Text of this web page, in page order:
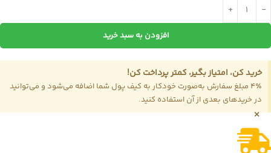
افزودن به سبد خرید
خرید کن، امتیاز بگیر، کمتر پرداخت کن!
4٪ مبلغ سفارش به‌صورت خودکار به کیف پول شما اضافه می‌شود و می‌توانید
در خریدهای بعدی از آن استفاده کنید.
×